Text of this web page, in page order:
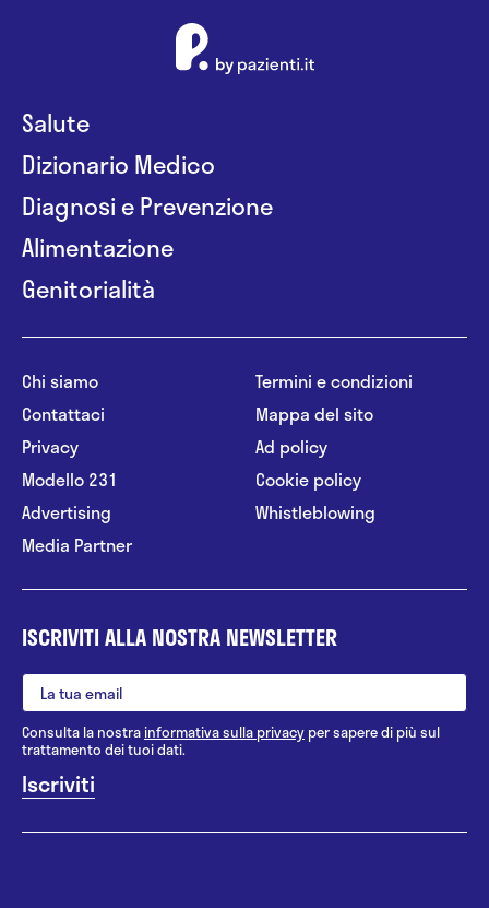
Salute
Dizionario Medico
Diagnosi e Prevenzione
Alimentazione
Genitorialità
Chi siamo
Contattaci
Privacy
Modello 231
Advertising
Media Partner
Termini e condizioni
Mappa del sito
Ad policy
Cookie policy
Whistleblowing
ISCRIVITI ALLA NOSTRA NEWSLETTER
Consulta la nostrainformativa sulla privacy per sapere di più sul
trattamento dei tuoi dati.